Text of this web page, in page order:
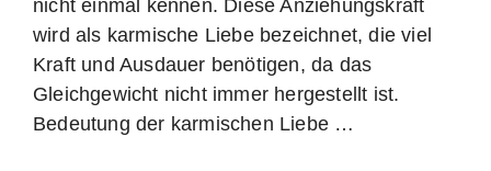
nicht einmal kennen. Diese Anziehungskraft
wird als karmische Liebe bezeichnet, die viel
Kraft und Ausdauer benötigen, da das
Gleichgewicht nicht immer hergestellt ist.
Bedeutung der karmischen Liebe …